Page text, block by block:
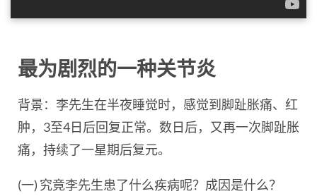
最为剧烈的一种关节炎
背景：李先生在半夜睡觉时，感觉到脚趾胀痛、红
肿，3至4日后回复正常。数日后，又再一次脚趾胀
痛，持续了一星期后复元。
(一) 究竟李先生患了什么疾病呢？成因是什么？